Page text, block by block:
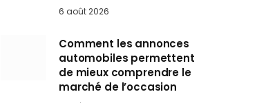
6 août 2026
Comment les annonces
automobiles permettent
de mieux comprendre le
marché de l’occasion